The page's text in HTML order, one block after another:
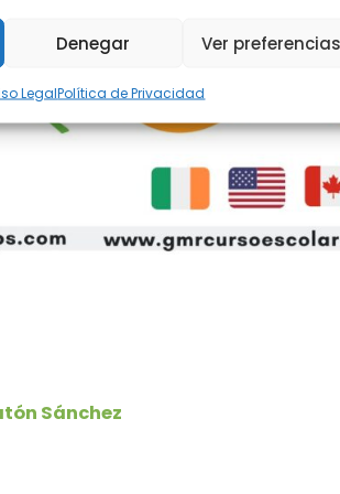
Denegar Ver
LegalPolítica de Privacidad
Sánchez